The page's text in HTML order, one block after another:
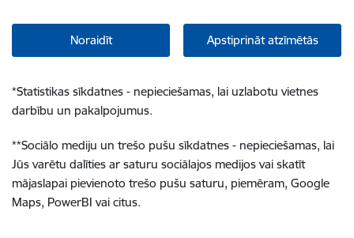
Noraidīt Apstiprināt atzīmētās
*Statistikas sīkdatnes - nepieciešamas, lai uzlabotu vietnes
darbību un pakalpojumus.
**Sociālo mediju un trešo pušu sīkdatnes - nepieciešamas, lai
Jūs varētu dalīties ar saturu sociālajos medijos vai skatīt
mājaslapai pievienoto trešo pušu saturu, piemēram, Google
Maps, PowerBI vai citus.